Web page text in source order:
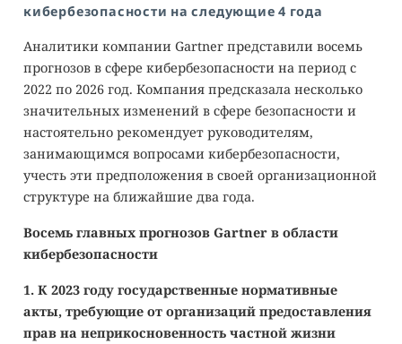
кибербезопасности на следующие 4 года
Аналитики компании Gartner представили восемь
прогнозов в сфере кибербезопасности на период с
2022 по 2026 год. Компания предсказала несколько
значительных изменений в сфере безопасности и
настоятельно рекомендует руководителям,
занимающимся вопросами кибербезопасности,
учесть эти предположения в своей организационной
структуре на ближайшие два года.
Восемь главных прогнозов Gartner в области
кибербезопасности
1. К 2023 году государственные нормативные
акты, требующие от организаций предоставления
прав на неприкосновенность частной жизни